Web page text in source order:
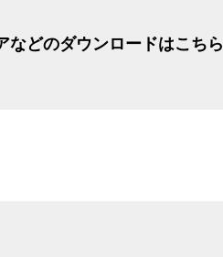
などのダウンロードはこちら